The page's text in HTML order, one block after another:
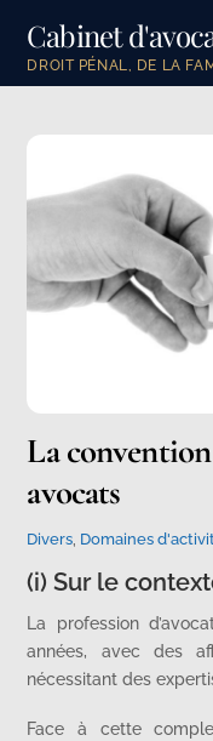
content
Cabinet
DROIT PÉNAL, DE LA
La
avocats
Divers Domaines
(i) Sur le
La profession
années, avec des
nécessitant des
Face à cette